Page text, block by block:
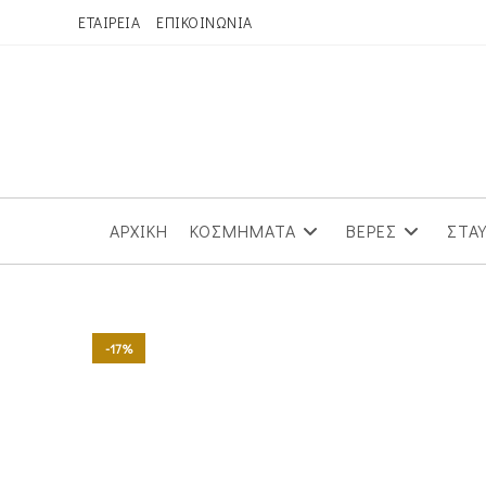
ΕΤΑΙΡΕΙΑ ΕΠΙΚΟΙΝΩΝΙΑ
ΑΡΧΙΚΗ ΚΟΣΜΗΜΑΤΑ ΒΕΡΕΣ
-17%